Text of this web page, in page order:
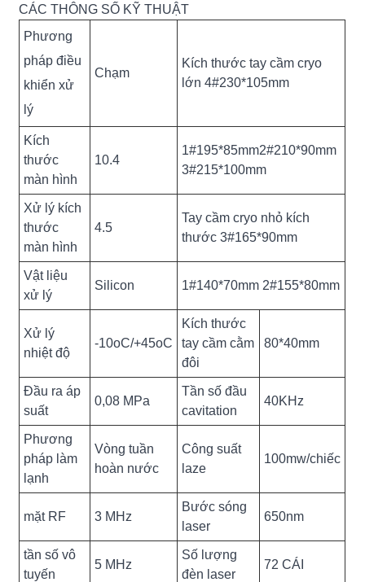
CÁC THÔNG SỐ KỸ THUẬT
Phương
pháp điều
khiển xử
lý
Chạm
Kích thước tay cầm cryo
lớn 4#230*105mm
Kích
thước
màn hình
10.4
1#195*85mm2#210*90mm
3#215*100mm
Xử lý kích
thước
màn hình
4.5
Tay cầm cryo nhỏ kích
thước 3#165*90mm
Vật liệu
xử lý
Silicon 1#140*70mm 2#155*80mm
Xử lý
nhiệt độ
-10oC/+45oC
Kích thước
tay cầm cằm
đôi
80*40mm
Đầu ra áp
suất
0,08 MPa
Tần số đầu
cavitation
40KHz
Phương
pháp làm
lạnh
Vòng tuần
hoàn nước
Công suất
laze
100mw/chiếc
mặt RF 3 MHz
Bước sóng
laser
650nm
tần số vô
tuyến
5 MHz
Số lượng
đèn laser
72 CÁI